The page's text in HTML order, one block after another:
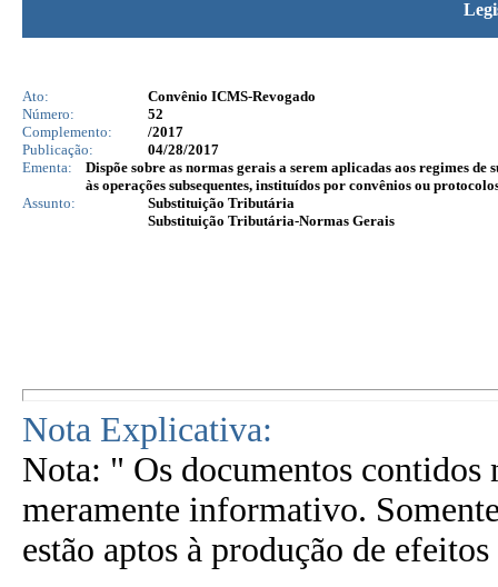
Ato:
Convênio ICMS-Revogado
Número:
52
Complemento:
/2017
Publicação:
04/28/2017
Ementa:
Dispõe sobre as normas gerais a serem aplicadas aos regimes
às operações subsequentes, instituídos por convênios ou
Assunto:
Substituição Tributária
Substituição Tributária-Normas Gerais
Nota Explicativa:
Nota: " Os documentos contidos
meramente informativo.
estão aptos à produção de